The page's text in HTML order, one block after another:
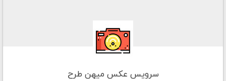
سرویس عکس میهن طرح